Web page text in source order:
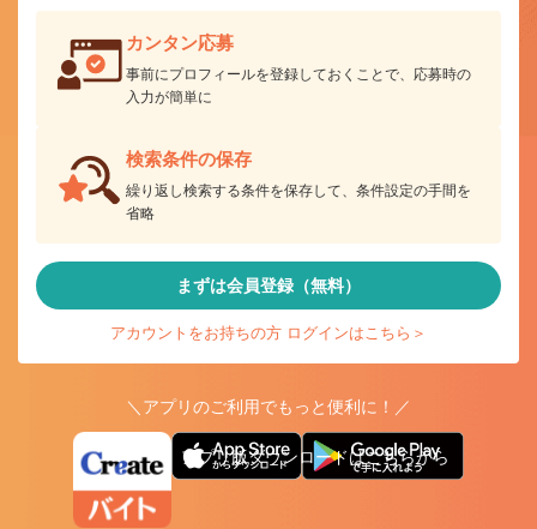
カンタン応募
事前にプロフィールを登録しておくことで、応募時の
入力が簡単に
検索条件の保存
繰り返し検索する条件を保存して、条件設定の手間を
省略
まずは会員登録（無料）
アカウントをお持ちの方 ログインはこちら＞
＼アプリのご利用でもっと便利に！／
アプリ版ダウンロードはこちらから